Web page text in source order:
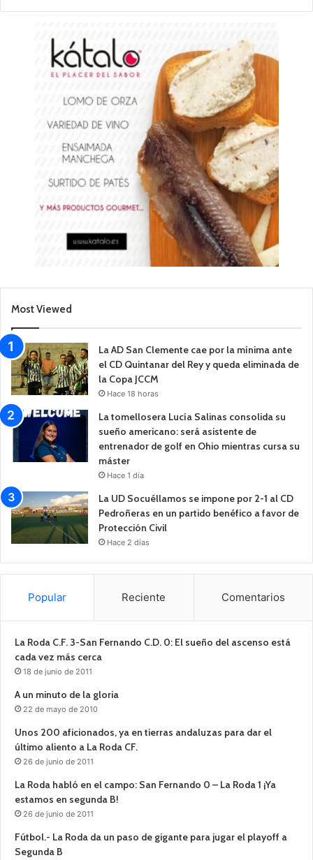
Most Viewed
La AD San Clemente cae por la mínima ante
el CD Quintanar del Rey y queda eliminada de
la Copa JCCM
Hace 18 horas
La tomellosera Lucía Salinas consolida su
sueño americano: será asistente de
entrenador de golf en Ohio mientras cursa su
máster
Hace 1 día
La UD Socuéllamos se impone por 2-1 al CD
Pedroñeras en un partido benéfico a favor de
Protección Civil
Hace 2 días
Popular Reciente Comentarios
La Roda C.F. 3-San Fernando C.D. 0: El sueño del ascenso está
cada vez más cerca
18 de junio de 2011
A un minuto de la gloria
22 de mayo de 2010
Unos 200 aficionados, ya en tierras andaluzas para dar el
último aliento a La Roda CF.
26 de junio de 2011
La Roda habló en el campo: San Fernando 0 – La Roda 1 ¡Ya
estamos en segunda B!
26 de junio de 2011
Fútbol.- La Roda da un paso de gigante para jugar el playoff a
Segunda B